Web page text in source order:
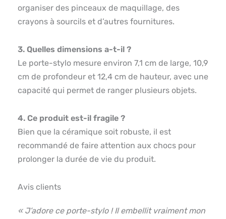
organiser des pinceaux de maquillage, des
crayons à sourcils et d’autres fournitures.
3. Quelles dimensions a-t-il ?
Le porte-stylo mesure environ 7,1 cm de large, 10,9
cm de profondeur et 12,4 cm de hauteur, avec une
capacité qui permet de ranger plusieurs objets.
4. Ce produit est-il fragile ?
Bien que la céramique soit robuste, il est
recommandé de faire attention aux chocs pour
prolonger la durée de vie du produit.
Avis clients
« J’adore ce porte-stylo ! Il embellit vraiment mon